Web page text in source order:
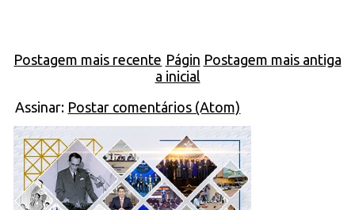
Postagem mais recente Postagem mais antiga
Págin
a inicial
Assinar: Postar comentários (Atom)